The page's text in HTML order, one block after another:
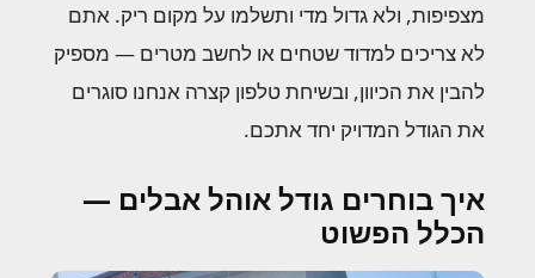
מצפיפות, ולא גדול מדי ותשלמו על מקום ריק. אתם
לא צריכים למדוד שטחים או לחשב מטרים — מספיק
להבין את הכיוון, ובשיחת טלפון קצרה אנחנו סוגרים
את הגודל המדויק יחד אתכם.
איך בוחרים גודל אוהל אבלים —
הכלל הפשוט